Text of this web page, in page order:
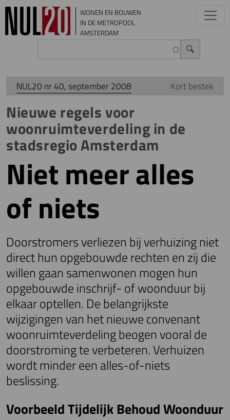
Overslaan en naar de inhoud gaan
WONEN EN BOUWEN
IN DE METROPOOL
AMSTERDAM
NUL20 nr 40, september 2008 Kort bestek
Nieuwe regels voor
woonruimteverdeling in de
stadsregio Amsterdam
Niet meer alles
of niets
Doorstromers verliezen bij verhuizing niet
direct hun opgebouwde rechten en zij die
willen gaan samenwonen mogen hun
opgebouwde inschrijf- of woonduur bij
elkaar optellen. De belangrijkste
wijzigingen van het nieuwe convenant
woonruimteverdeling beogen vooral de
doorstroming te verbeteren. Verhuizen
wordt minder een alles-of-niets
beslissing.
Voorbeeld Tijdelijk Behoud Woonduur